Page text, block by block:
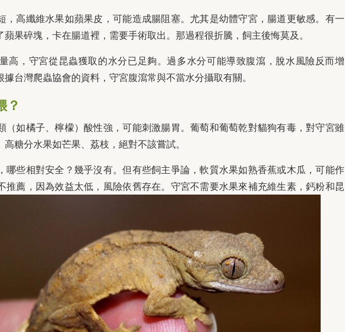
，高纖維水果如蘋果皮，可能造成腸阻塞。尤其是幼體守宮，腸道更敏感。有一
果碎塊，卡在腸道裡，需要手術取出。那過程很折騰，飼主後悔莫及。
高，守宮從昆蟲獲取的水分已足夠。過多水分可能導致腹瀉，脫水風險反而增
台灣爬蟲協會的資料，守宮腹瀉常與不當水分攝取有關。
？
（如橘子、檸檬）酸性強，可能刺激腸胃。葡萄和葡萄乾對貓狗有毒，對守宮雖
糖分水果如芒果、荔枝，絕對不該嘗試。
哪些相對安全？幾乎沒有。但有些飼主爭論，軟質水果如熟香蕉或木瓜，可能作
推薦，因為效益太低，風險依舊存在。守宮不需要水果來補充維生素，鈣粉和昆